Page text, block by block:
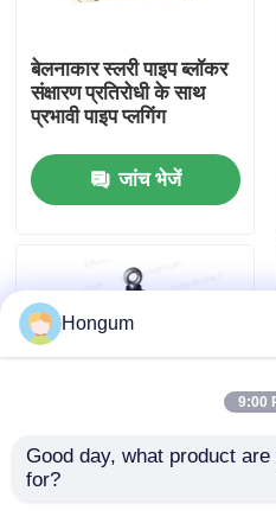
कारखाने का दौरा
गुणवत्ता नियंत्रण
समाचार
मामले
उद्धरण मांगें
बेलनाकार स्लरी पाइप ब्लॉकर
संक्षारण प्रतिरोधी के साथ
प्रभावी पाइप प्लगिंग
जांच भेजें
सिलेंडर लचीला स्लरी पाइप
Hongum
9:00
Good day, what product
for?